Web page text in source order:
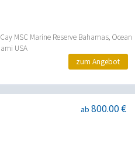
MSC Marine Reserve Bahamas, Ocean
USA
zum Angebot
ab 800.00 €